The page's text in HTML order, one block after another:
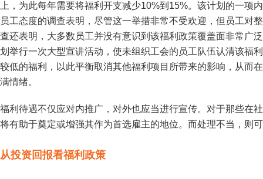
上，为此每年需要将福利开支减少10%到15%。该计划的一项
员工态度的调查表明，尽管这一举措非常不受欢迎，但员工对
查还表明，大多数员工并没有意识到该福利政策覆盖面非常广
划举行一次大型宣讲活动，使未组织工会的员工队伍认清该福
较低的福利，以此平衡取消其他福利项目所带来的影响，从而
满情绪。
福利待遇不仅应对内推广，对外也应当进行宣传。对于那些在
将有助于奠定或增强其作为首选雇主的地位。而处理不当，则
从投资回报看福利政策